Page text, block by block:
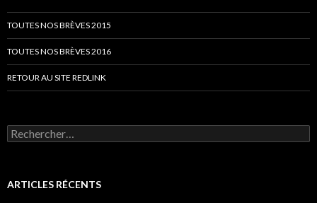
TOUTES NOS BRÈVES 2015
TOUTES NOS BRÈVES 2016
RETOUR AU SITE REDLINK
Rechercher :
ARTICLES RÉCENTS